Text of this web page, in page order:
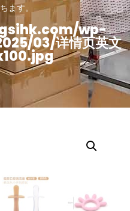
ます。
wp-
03/详情页英文